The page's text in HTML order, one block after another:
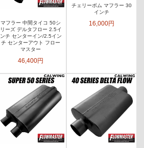
マフラー 中間タイコ 50シ
リーズ デルタフロー 2.5イ
ンチ センターイン/2.5イン
チ センターアウト フロー
マスター
46,400円
チェリーボム マフラー 30
インチ
16,000円